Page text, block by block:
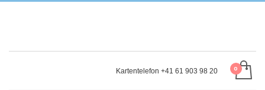
Kartentelefon +41 61 903 98 20